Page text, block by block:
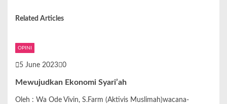
Related Articles
OPINI
5 June 2023 0
Mewujudkan Ekonomi Syari’ah
Oleh : Wa Ode Vivin, S.Farm (Aktivis Muslimah)wacana-